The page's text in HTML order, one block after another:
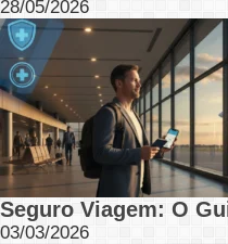
28/05/2026
Seguro Viagem: O
03/03/2026